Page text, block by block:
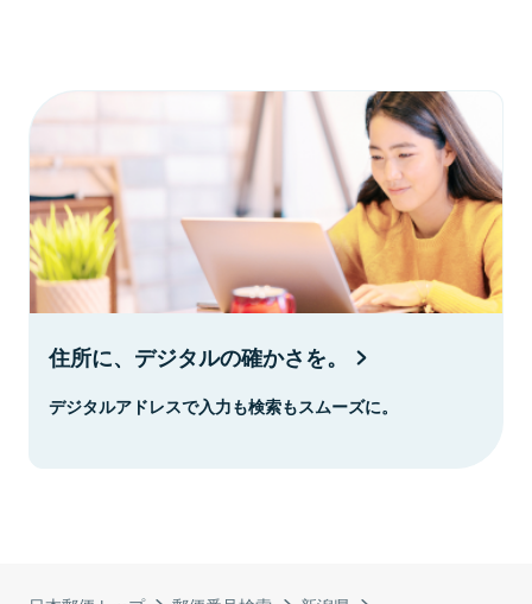
住所に、デジタルの確かさを。
デジタルアドレスで入力も検索もスムーズに。